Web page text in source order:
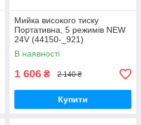
Мийка високого тиску
Портативна, 5 режимів NEW
24V (44150-_921)
В наявності
1 606 ₴ 2 140 ₴
Купити